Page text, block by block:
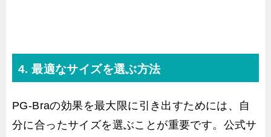
4. 最適なサイズを選ぶ方法
PG-Braの効果を最大限に引き出すためには、自
分に合ったサイズを選ぶことが重要です。公式サ